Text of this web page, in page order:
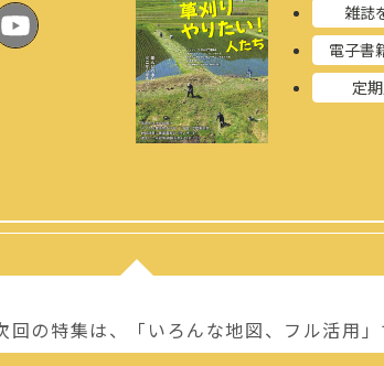
雑誌
電子書
定
の特集は、「いろんな地図、フル活用